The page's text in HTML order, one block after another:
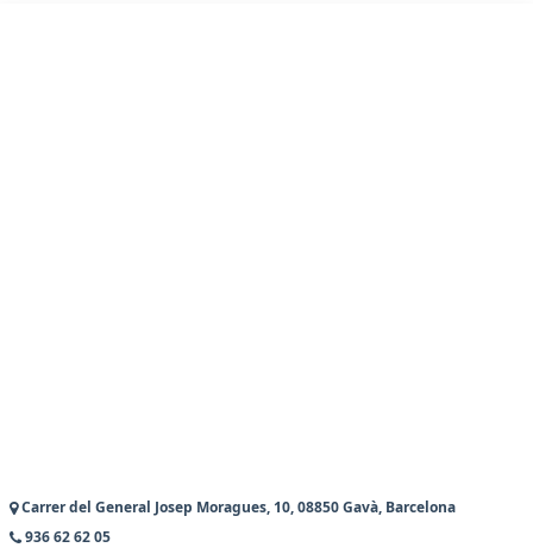
Carrer del General Josep Moragues, 10, 08850 Gavà, Barcelona
936 62 62 05